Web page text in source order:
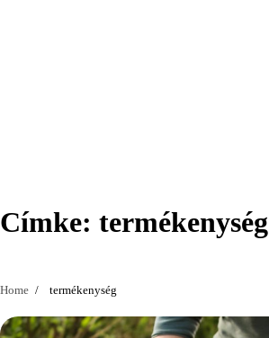
Címke: termékenység
Home termékenység